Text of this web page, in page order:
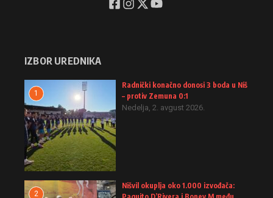
IZBOR UREDNIKA
1
Radnički konačno donosi 3 boda u Niš
– protiv Zemuna 0:1
Nedelja, 2. avgust 2026.
2
Nišvil okuplja oko 1.000 izvođača: